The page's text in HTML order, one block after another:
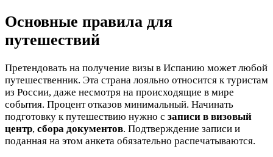
Основные правила для
путешествий
Претендовать на получение визы в Испанию может любой
путешественник. Эта страна лояльно относится к туристам
из России, даже несмотря на происходящие в мире
события. Процент отказов минимальный. Начинать
подготовку к путешествию нужно с записи в визовый
центр, сбора документов. Подтверждение записи и
поданная на этом анкета обязательно распечатываются.